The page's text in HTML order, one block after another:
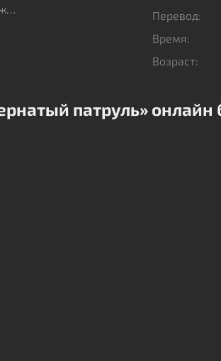
Перевод:
Время:
Возраст:
патруль» онлайн